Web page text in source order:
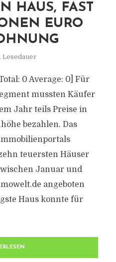
HAUS, FAST
EURO
Lesedauer
0 Average: 0] Für
mussten Käufer
Jahr teils Preise in
bezahlen. Das
teuersten Häuser
Januar und
angeboten
Haus konnte für